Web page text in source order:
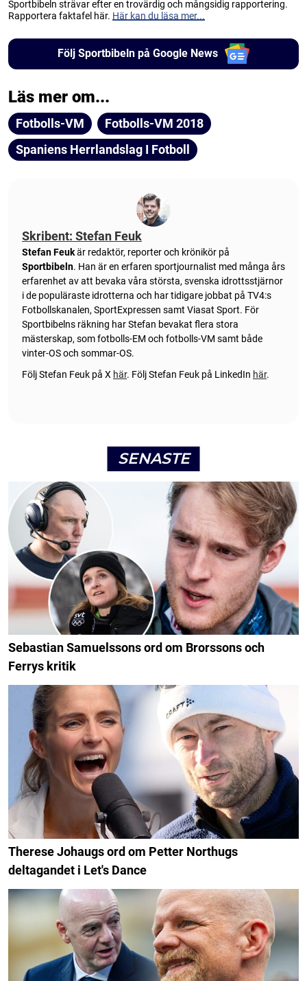
Sportbibeln strävar efter en trovärdig och mångsidig rapportering.
Rapportera faktafel här. Här kan du läsa mer...
Följ Sportbibeln på Google News
Läs mer om...
Fotbolls-VM
Fotbolls-VM 2018
Spaniens Herrlandslag I Fotboll
Skribent: Stefan Feuk
Stefan Feukär redaktör, reporter och krönikör på
Sportbibeln. Han är en erfaren sportjournalist med många års
erfarenhet av att bevaka våra största, svenska idrottsstjärnor
i de populäraste idrotterna och har tidigare jobbat på TV4:s
Fotbollskanalen, SportExpressen samt Viasat Sport. För
Sportbibelns räkning har Stefan bevakat flera stora
mästerskap, som fotbolls-EM och fotbolls-VM samt både
vinter-OS och sommar-OS.
Följ Stefan Feuk på X här. Följ Stefan Feuk på LinkedIn här.
SENASTE
Sebastian Samuelssons ord om Brorssons och
Ferrys kritik
Therese Johaugs ord om Petter Northugs
deltagandet i Let's Dance